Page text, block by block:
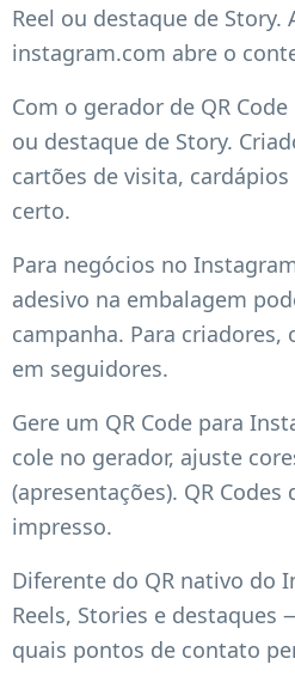
Reel ou destaque de
instagram.com abre o
Com o gerador de QR
ou destaque de Story.
cartões de visita,
certo.
Para negócios no
adesivo na embalagem
campanha. Para
em seguidores.
Gere um QR Code para
cole no gerador, ajuste
(apresentações). QR
impresso.
Diferente do QR nativo do
Reels, Stories e
quais pontos de contato